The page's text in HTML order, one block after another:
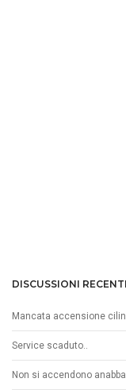
DISCUSSIONI RECENTI
Mancata accensione
Service scaduto..
Non si accendono